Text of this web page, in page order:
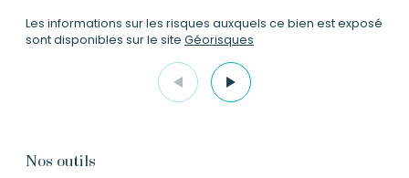
Les informations sur les risques auxquels ce bien est exposé
sont disponibles sur le site Géorisques
Nos outils